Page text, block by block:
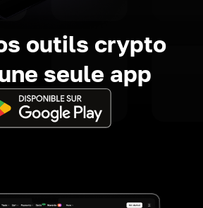
outils crypto
seule app